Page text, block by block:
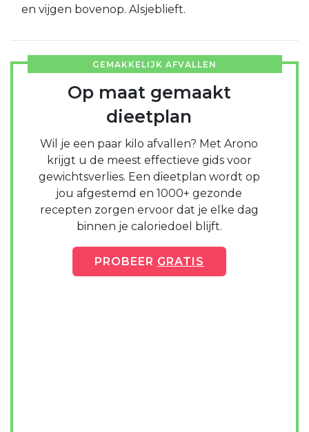
en vijgen bovenop. Alsjeblieft.
GEMAKKELIJK AFVALLEN
Op maat gemaakt
dieetplan
Wil je een paar kilo afvallen? Met Arono
krijgt u de meest effectieve gids voor
gewichtsverlies. Een dieetplan wordt op
jou afgestemd en 1000+ gezonde
recepten zorgen ervoor dat je elke dag
binnen je caloriedoel blijft.
PROBEER GRATIS